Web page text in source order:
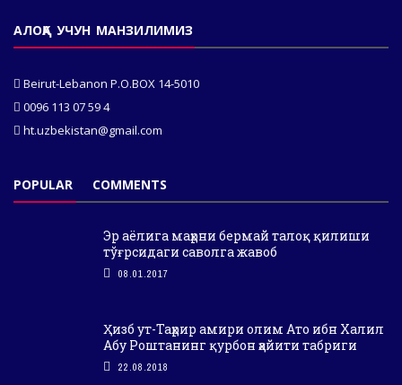
АЛОҚА УЧУН МАНЗИЛИМИЗ
Beirut-Lebanon P.O.BOX 14-5010
0096 113 07 59 4
ht.uzbekistan@gmail.com
POPULAR COMMENTS
Эр аёлига маҳрни бермай талоқ қилиши
тўғрсидаги саволга жавоб
08.01.2017
Ҳизб ут-Таҳрир амири олим Ато ибн Халил
Абу Роштанинг қурбон ҳайити табриги
22.08.2018